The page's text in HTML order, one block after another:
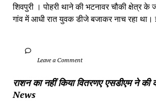
शिवपुरी‎ । पोहरी थाने की भटनावर चौकी क्षेत्र‎
गांव में‎ आधी रात युवक डीजे बजाकर‎ नाच रहा था।
		Leave a Comment
राशन का नहीं किया वितरणए एसडीएम ने की
News